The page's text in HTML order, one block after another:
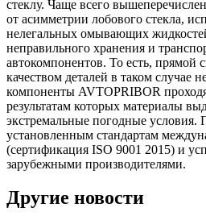
стеклу. Чаще всего
от асимметрии лобового стекла,
нелегальных омывающих
неправильного хранения и
автокомпонентов. То есть, прямой
качеством деталей в таком случае
компоненты AVTOPRIBOR
результатам которых материалы
экстремальные погодные условия.
установленным стандартам
(сертификация ISO 9001 2015) и
зарубежными производителями.
Другие новости